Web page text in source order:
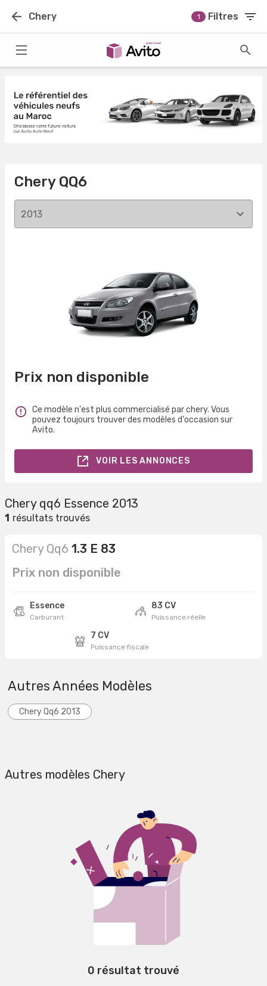
Chery 1 Filtres
Chery QQ6
2013
Prix non disponible
Ce modèle n'est plus commercialisé par chery. Vous
pouvez toujours trouver des modèles d'occasion sur
Avito.
VOIR LES ANNONCES
Chery qq6 Essence 2013
1 résultats trouvés
Chery Qq6 1.3 E 83
Prix non disponible
Essence
Carburant
83 CV
Puissance réelle
7 CV
Puissance fiscale
Autres Années Modèles
Chery Qq6 2013
Autres modèles Chery
0 résultat trouvé